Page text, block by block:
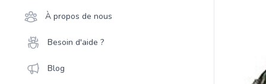
À propos de nous
Besoin d'aide ?
Blog